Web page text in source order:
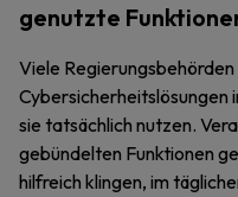
genutzte
Viele
Cybersicherheitslösungen
sie tatsächlich nutzen.
gebündelten Funktionen
hilfreich klingen, im